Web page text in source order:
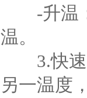
-升温：
温。
3.快速
另一温度